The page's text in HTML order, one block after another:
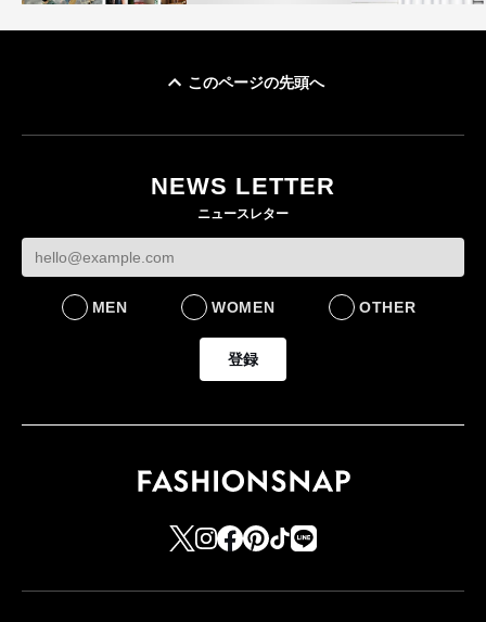
社長 「のんびりした
ら先はない」“前進”す
BUSINESS
このページの先頭へ
NEWS LETTER
ニュースレター
MEN WOMEN OTHER
登録